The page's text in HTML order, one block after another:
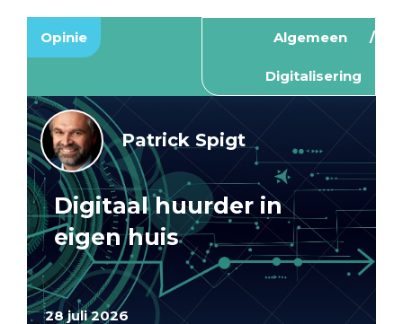
Opinie Algemeen
Digitalisering
28 juli 2026
Patrick Spigt
Digitaal huurder in
eigen huis